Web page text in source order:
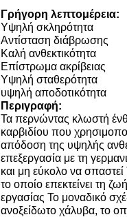
Γρήγορη λεπτομέρεια:
Υψηλή σκληρότητα
Αντίσταση διάβρωσης
Καλή ανθεκτικότητα
Επίστρωμα ακρίβειας
Υψηλή σταθερότητα
υψηλή αποδοτικότητα
Περιγραφή:
Τα περνώντας κλωστή
καρβιδίου που
απόδοση της υψηλής
επεξεργασία με τη
και μη εύκολο να σπαστεί
το οποίο επεκτείνει τη
εργασίας Το μοναδικό
ανοξείδωτο χάλυβα, το